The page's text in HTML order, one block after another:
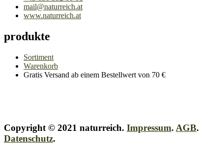
mail@naturreich.at
www.naturreich.at
produkte
Sortiment
Warenkorb
Gratis Versand ab einem Bestellwert von 70 €
Copyright © 2021 naturreich. Impressum. AGB.
Datenschutz.